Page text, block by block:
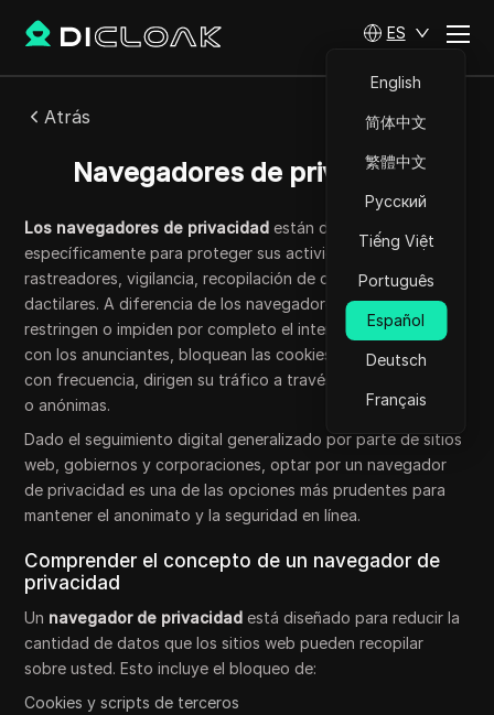
ES
English
简体中文
繁體中文
Русский
Tiếng Việt
Português
Español
Deutsch
Français
Atrás
Navegadores de privacidad
Los navegadores de privacidadestán diseñados
específicamente para proteger sus actividades en línea de
rastreadores, vigilancia, recopilación de datos y huellas
dactilares. A diferencia de los navegadores convencionales,
restringen o impiden por completo el intercambio de datos
con los anunciantes, bloquean las cookies de terceros y,
con frecuencia, dirigen su tráfico a través de redes cifradas
o anónimas.
Dado el seguimiento digital generalizado por parte de sitios
web, gobiernos y corporaciones, optar por un navegador
de privacidad es una de las opciones más prudentes para
mantener el anonimato y la seguridad en línea.
Comprender el concepto de un navegador de
privacidad
Un navegador de privacidadestá diseñado para reducir la
cantidad de datos que los sitios web pueden recopilar
sobre usted. Esto incluye el bloqueo de:
Cookies y scripts de terceros